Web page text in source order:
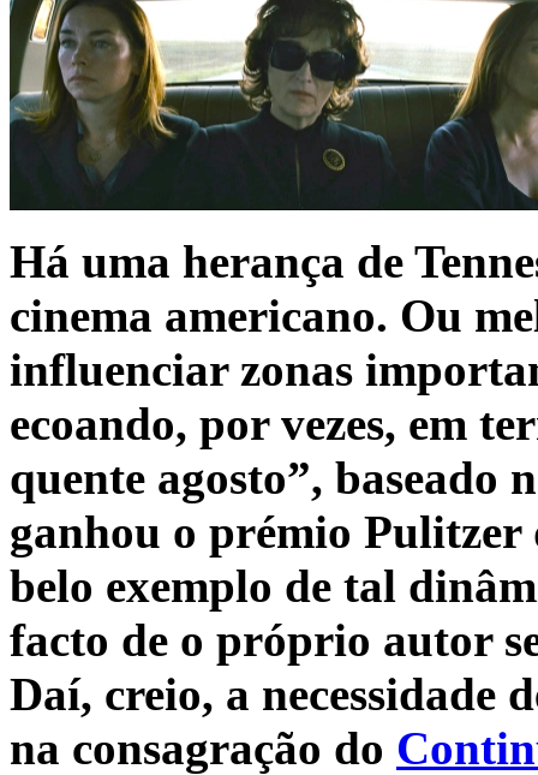
Há uma herança de
cinema americano. Ou
influenciar zonas
ecoando, por vezes, em
quente agosto”, baseado
ganhou o prémio
belo exemplo de tal
facto de o próprio autor
Daí, creio, a
na consagração do